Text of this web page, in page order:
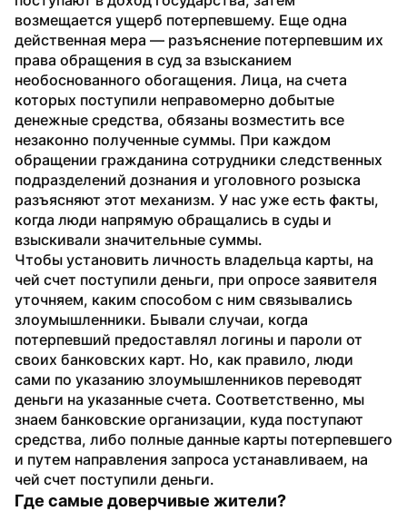
возмещается ущерб потерпевшему. Еще одна
действенная мера — разъяснение потерпевшим их
права обращения в суд за взысканием
необоснованного обогащения. Лица, на счета
которых поступили неправомерно добытые
денежные средства, обязаны возместить все
незаконно полученные суммы. При каждом
обращении гражданина сотрудники следственных
подразделений дознания и уголовного розыска
разъясняют этот механизм. У нас уже есть факты,
когда люди напрямую обращались в суды и
взыскивали значительные суммы.
Чтобы установить личность владельца карты, на
чей счет поступили деньги, при опросе заявителя
уточняем, каким способом с ним связывались
злоумышленники. Бывали случаи, когда
потерпевший предоставлял логины и пароли от
своих банковских карт. Но, как правило, люди
сами по указанию злоумышленников переводят
деньги на указанные счета. Соответственно, мы
знаем банковские организации, куда поступают
средства, либо полные данные карты потерпевшего
и путем направления запроса устанавливаем, на
чей счет поступили деньги.
Где самые доверчивые жители?